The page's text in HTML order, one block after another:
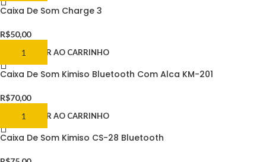
Caixa De Som Charge 3
R$50,00
ADICIONAR AO CARRINHO
Caixa De Som Kimiso Bluetooth Com Alca KM-201
R$70,00
ADICIONAR AO CARRINHO
Caixa De Som Kimiso CS-28 Bluetooth